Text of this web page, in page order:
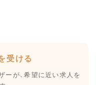
受ける
ーが、希望に近い求人を